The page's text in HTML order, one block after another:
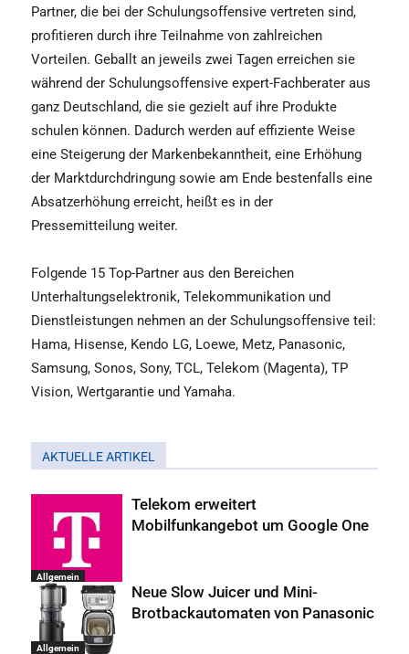
Partner, die bei der Schulungsoffensive vertreten sind,
profitieren durch ihre Teilnahme von zahlreichen
Vorteilen. Geballt an jeweils zwei Tagen erreichen sie
während der Schulungsoffensive expert-Fachberater aus
ganz Deutschland, die sie gezielt auf ihre Produkte
schulen können. Dadurch werden auf effiziente Weise
eine Steigerung der Markenbekanntheit, eine Erhöhung
der Marktdurchdringung sowie am Ende bestenfalls eine
Absatzerhöhung erreicht, heißt es in der
Pressemitteilung weiter.
Folgende 15 Top-Partner aus den Bereichen
Unterhaltungselektronik, Telekommunikation und
Dienstleistungen nehmen an der Schulungsoffensive teil:
Hama, Hisense, Kendo LG, Loewe, Metz, Panasonic,
Samsung, Sonos, Sony, TCL, Telekom (Magenta), TP
Vision, Wertgarantie und Yamaha.
AKTUELLE ARTIKEL
Allgemein
Telekom erweitert
Mobilfunkangebot um Google One
Allgemein
Neue Slow Juicer und Mini-
Brotbackautomaten von Panasonic